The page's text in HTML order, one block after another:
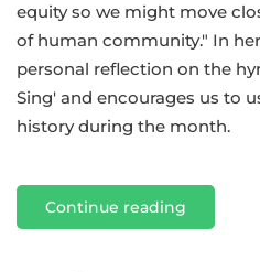
equity so we might move
of human community." In
personal reflection on the
Sing' and encourages us to
history during the month.
Continue reading